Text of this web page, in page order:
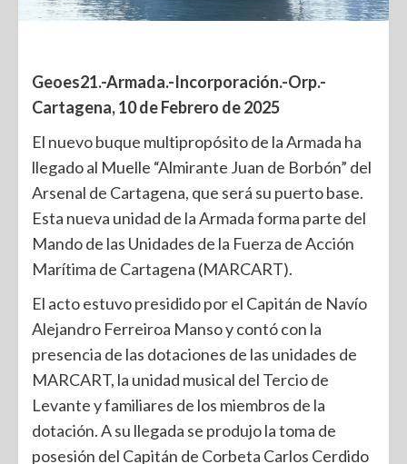
Geoes21.-Armada.-Incorporación.-Orp.-
Cartagena, 10 de Febrero de 2025
El nuevo buque multipropósito de la Armada ha
llegado al Muelle “Almirante Juan de Borbón” del
Arsenal de Cartagena, que será su puerto base.
Esta nueva unidad de la Armada forma parte del
Mando de las Unidades de la Fuerza de Acción
Marítima de Cartagena (MARCART).
El acto estuvo presidido por el Capitán de Navío
Alejandro Ferreiroa Manso y contó con la
presencia de las dotaciones de las unidades de
MARCART, la unidad musical del Tercio de
Levante y familiares de los miembros de la
dotación. A su llegada se produjo la toma de
posesión del Capitán de Corbeta Carlos Cerdido